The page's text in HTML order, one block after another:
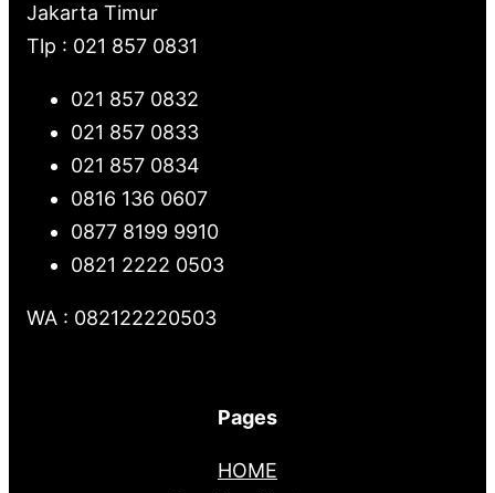
Jakarta Timur
Tlp : 021 857 0831
021 857 0832
021 857 0833
021 857 0834
0816 136 0607
0877 8199 9910
0821 2222 0503
WA : 082122220503
Pages
HOME